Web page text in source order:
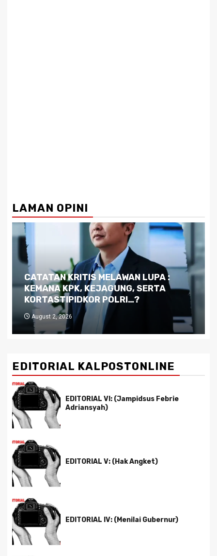
LAMAN OPINI
Dilema Kaltim di Tengah Krisis:
Kutukan Sumber Daya Alam dan
Pemimpin yang Tak Kreatif
July 29, 2026
EDITORIAL KALPOSTONLINE
EDITORIAL VI: (Jampidsus Febrie
Adriansyah)
EDITORIAL V: (Hak Angket)
EDITORIAL IV: (Menilai Gubernur)